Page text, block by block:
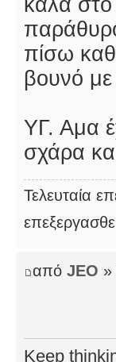
καλά
πίσω
βουνό
ΥΓ. Αμα
σχάρα
Τελευταία
από JEO
Keep